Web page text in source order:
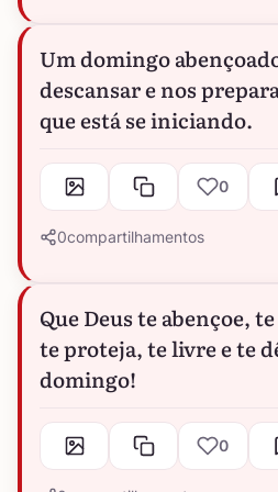
Um domingo
descansar e nos
que está se iniciando.
0
0compartilhamentos
Que Deus te abençoe,
te proteja, te livre e te
domingo!
0